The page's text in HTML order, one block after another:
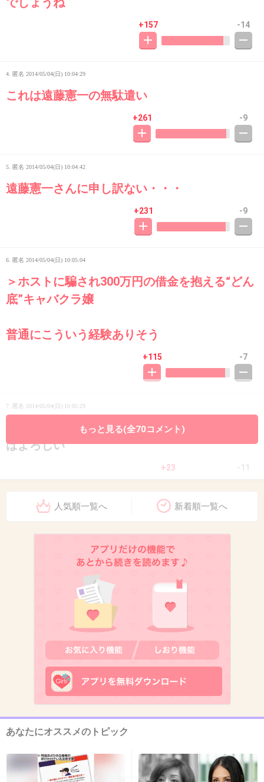
+157 -14
4. 匿名 2014/05/04(日) 10:04:29
これは遠藤憲一の無駄遣い
+261 -9
5. 匿名 2014/05/04(日) 10:04:42
遠藤憲一さんに申し訳ない・・・
+231 -9
6. 匿名 2014/05/04(日) 10:05:04
＞ホストに騙され300万円の借金を抱える“どん
底”キャバクラ嬢
普通にこういう経験ありそう
+115 -7
7. 匿名 2014/05/04(日) 10:05:29
アイドルなんだからアイドル映画にだけ出てれ
ばよろしい
+23
ミニシアターだろうなぁ
+23
私は、松井玲奈ちゃん好きですよ!!
+70
2014/05/04(日) 10:06:21
AKBだからって一概に批判するのはよくない
もっと見る(全70コメント)
人気順一覧へ 新着順一覧へ
あなたにオススメのトピック